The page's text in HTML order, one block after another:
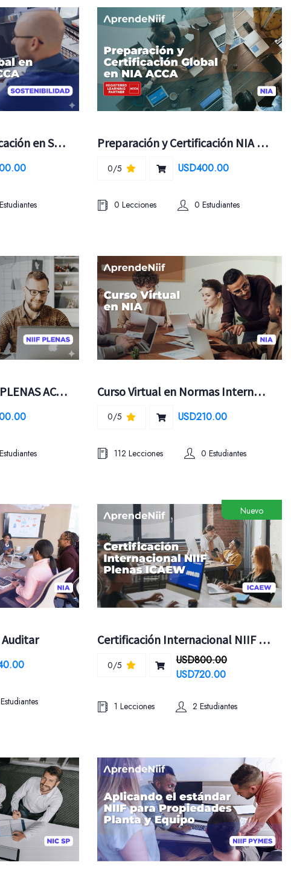
Preparación y Certificación en Sostenibilidad ACCA Preparación y Certificación NIA ACCA
0/5 USD400.00
0 Lecciones 0 Estudiantes
Certificación en NIIF PLENAS ACCA Curso Virtual en Normas Internacionales de Auditoría
0/5 USD210.00
112 Lecciones 0 Estudiantes
Auditar
Nuevo
Certificación Internacional NIIF PLENAS ICAEW
0/5
USD800.00
USD720.00
1 Lecciones 2 Estudiantes